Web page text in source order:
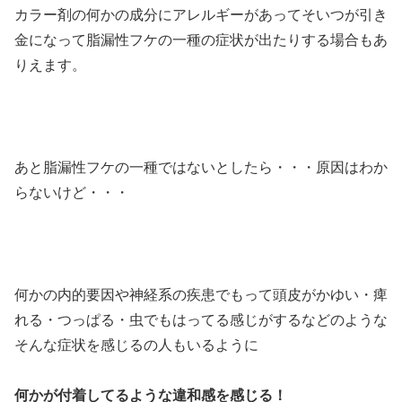
カラー剤の何かの成分にアレルギーがあってそいつが引き
金になって脂漏性フケの一種の症状が出たりする場合もあ
りえます。
あと脂漏性フケの一種ではないとしたら・・・原因はわか
らないけど・・・
何かの内的要因や神経系の疾患でもって頭皮がかゆい・痺
れる・つっぱる・虫でもはってる感じがするなどのような
そんな症状を感じるの人もいるように
何かが付着してるような違和感を感じる！